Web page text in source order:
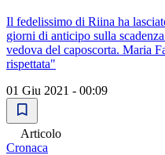
Il fedelissimo di Riina ha
giorni di anticipo sulla
vedova del caposcorta. Maria
rispettata"
01 Giu 2021 - 00:09
Articolo
Cronaca